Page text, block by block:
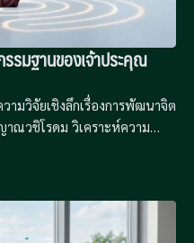
รมฐานของเจ้าประคุณ
มวิจัยเชิงลึกเรื่องการพัฒนาจิต
ณวชิโรดม วิเคราะห์ความ
อมสูตรสำเร็จ 30/30 ที่เปลี่ยน
วิตประจำวัน